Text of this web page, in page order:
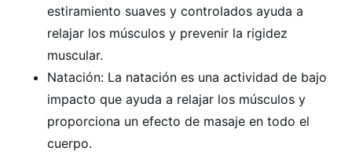
estiramiento suaves y controlados ayuda a
relajar los músculos y prevenir la rigidez
muscular.
Natación: La natación es una actividad de bajo
impacto que ayuda a relajar los músculos y
proporciona un efecto de masaje en todo el
cuerpo.